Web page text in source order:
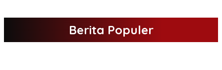
Berita Populer